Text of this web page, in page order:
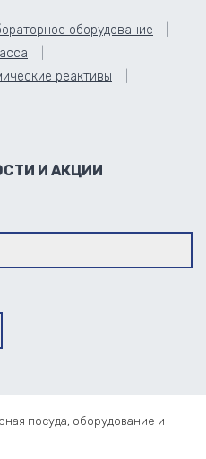
оборудование
реактивы
И АКЦИИ
посуда, оборудование и